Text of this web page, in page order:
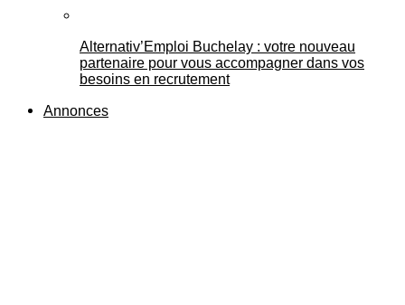
Alternativ’Emploi Buchelay : votre nouveau
partenaire pour vous accompagner dans vos
besoins en recrutement
Annonces